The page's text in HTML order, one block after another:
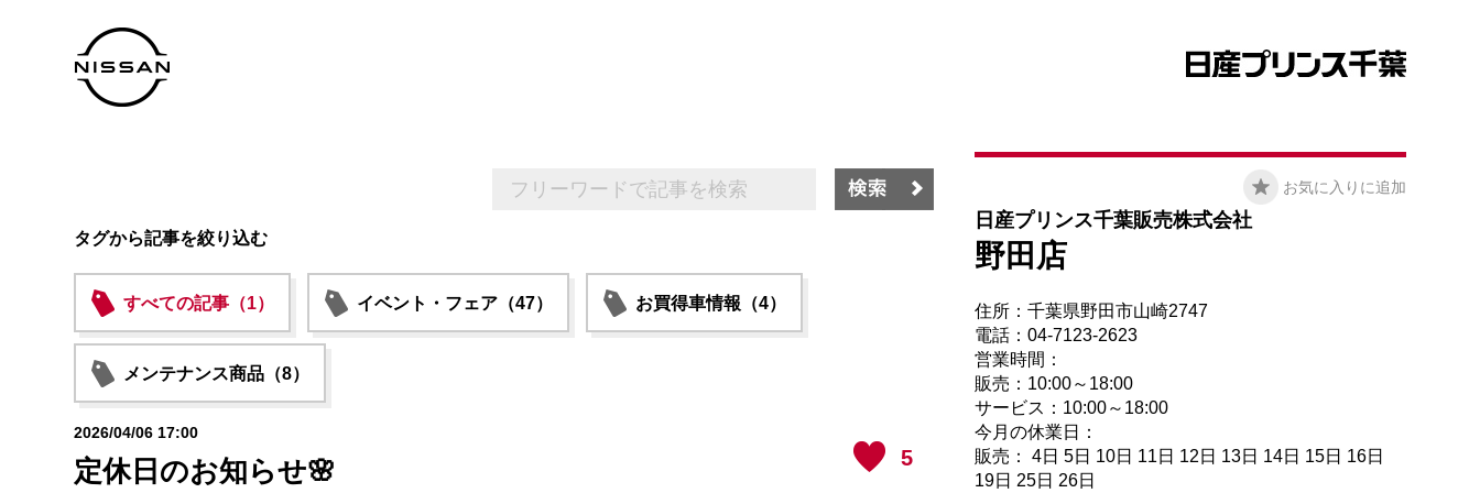
タグから記事を絞り込む
すべての記事（1） イベント・フェア（47） お買得車情報（4）
メンテナンス商品（8）
5
2026/04/06 17:00
定休日のお知らせ🌸
お気に入りに追加
日産プリンス千葉販売株式会社
野田店
住所：千葉県野田市山崎2747
電話：04-7123-2623
営業時間：
販売：10:00～18:00
サービス：10:00～18:00
今月の休業日：
販売： 4日 5日 10日 11日 12日 13日 14日 15日 16日
19日 25日 26日